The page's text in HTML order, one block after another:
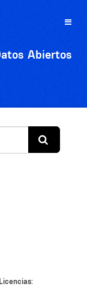
Toggle
Abiertos
Licencias: